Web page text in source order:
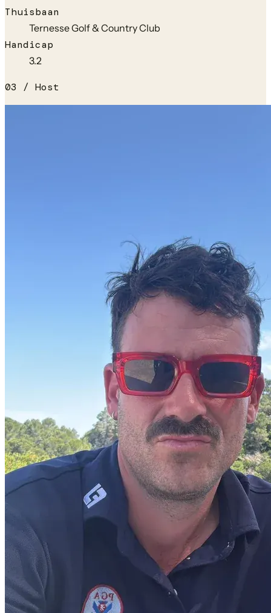
Thuisbaan
Ternesse Golf & Country Club
Handicap
3.2
03 / Host